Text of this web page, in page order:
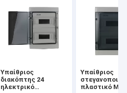
Υπαίθριος
διακόπτης 24
ηλεκτρικό
Υπαίθριος
πλαστικό